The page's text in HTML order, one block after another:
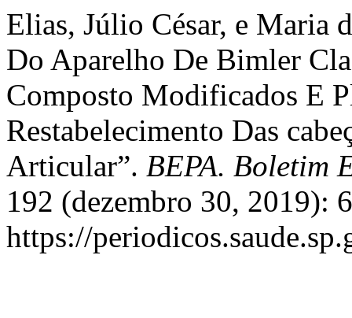
Elias, Júlio César, e Maria
Do Aparelho De Bimler
Composto Modificados E
Restabelecimento Das
Articular”. BEPA. Boletim
192 (dezembro 30, 2019):
https://